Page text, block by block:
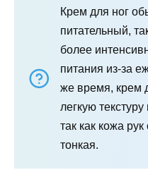
Крем для ног
питательный,
более
питания из-за
же время, крем
легкую
так как кожа
тонкая.